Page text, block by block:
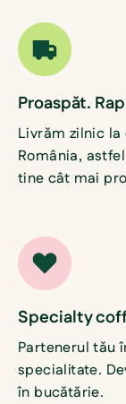
Proaspăt.
Livrăm zilnic la
România,
tine cât mai
Specialty
Partenerul tău
specialitate.
în bucătărie.